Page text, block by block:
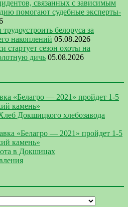
связанных с зависимым
помогают судебные эксперты-
белоруса за
накоплений 05.08.2026
стартует сезон охоты на
дичь 05.08.2026
«Белагро — 2021» пройдет 1-5
камень»
Докшицкого хлебозавода
«Белагро — 2021» пройдет 1-5
камень»
в Докшицах